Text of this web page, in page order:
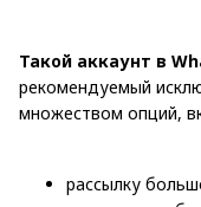
Такой аккаунт в
рекомендуемый
множеством опций,
рассылку